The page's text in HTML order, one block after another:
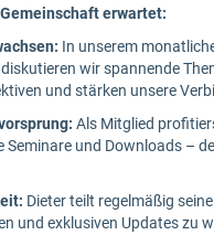
erwartet:
In unserem
wir spannende
und stärken unsere
Als Mitglied
Seminare und Downloads –
Dieter teilt regelmäßig
und exklusiven Updates zu